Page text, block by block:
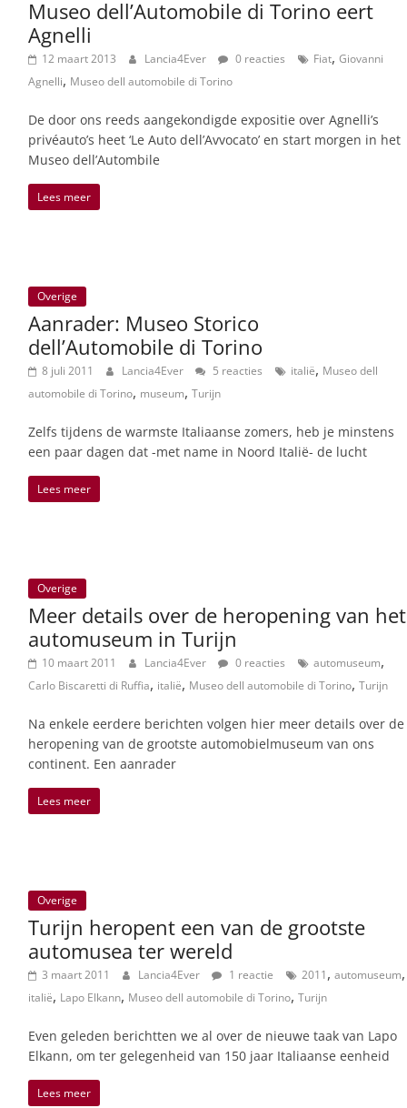
Museo dell’Automobile di Torino eert
Agnelli
12 maart 2013 Lancia4Ever 0 reacties Fiat, Giovanni
Agnelli, Museo dell automobile di Torino
De door ons reeds aangekondigde expositie over Agnelli’s
privéauto’s heet ‘Le Auto dell’Avvocato’ en start morgen in het
Museo dell’Autombile
Lees meer
Overige
Aanrader: Museo Storico
dell’Automobile di Torino
8 juli 2011 Lancia4Ever 5 reacties italië, Museo dell
automobile di Torino, museum, Turijn
Zelfs tijdens de warmste Italiaanse zomers, heb je minstens
een paar dagen dat -met name in Noord Italië- de lucht
Lees meer
Overige
Meer details over de heropening van het
automuseum in Turijn
10 maart 2011 Lancia4Ever 0 reacties automuseum,
Carlo Biscaretti di Ruffia, italië, Museo dell automobile di Torino, Turijn
Na enkele eerdere berichten volgen hier meer details over de
heropening van de grootste automobielmuseum van ons
continent. Een aanrader
Lees meer
Overige
Turijn heropent een van de grootste
automusea ter wereld
3 maart 2011 Lancia4Ever 1 reactie 2011, automuseum,
italië, Lapo Elkann, Museo dell automobile di Torino, Turijn
Even geleden berichtten we al over de nieuwe taak van Lapo
Elkann, om ter gelegenheid van 150 jaar Italiaanse eenheid
Lees meer